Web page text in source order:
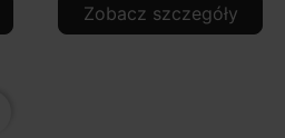
Zobacz szczegóły